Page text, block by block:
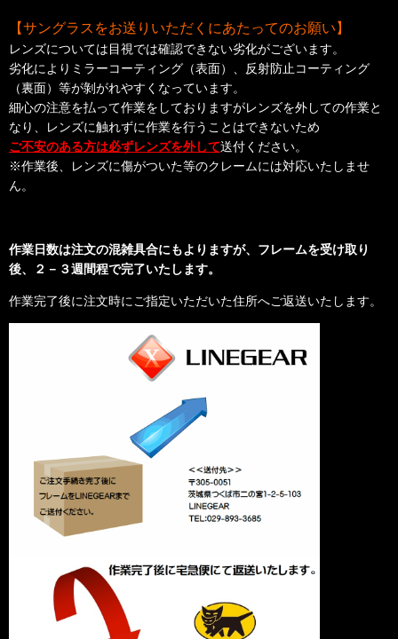
【サングラスをお送りいただくにあたってのお願い】
レンズについては目視では確認できない劣化がございます。
劣化によりミラーコーティング（表面）、反射防止コーティング
（裏面）等が剝がれやすくなっています。
細心の注意を払って作業をしておりますがレンズを外しての作業と
なり、
レンズに触れずに作業を行うことはできないため
ご不安のある方は必ずレンズを外して送付ください。
※作業後、レンズに傷がついた等のクレームには対応いたしませ
ん。
作業日数は注文の混雑具合にもよりますが、フレームを受け取り
後、２－３週間程で完了いたします。
作業完了後に注文時にご指定いただいた住所へご返送いたします。